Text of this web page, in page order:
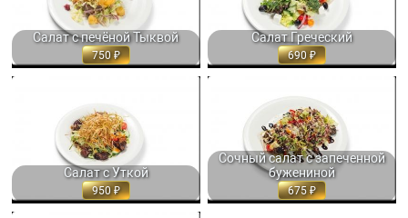
Салат с печёной Тыквой
750
Салат Греческий
690
Салат с Уткой
950
ГЛАЗИРОВАННОЙ В СОЕВОМ
СОУСЕ,... 250 ГР. 950
Сочный салат с запеченной
бужениной
675
СОЧНЫЙ САЛАТ С ЗАПЕЧЕННОЙ
БУЖЕНИНОЙ, ОГУРЦАМИ,
ТОМАТАМИ И... 200 ГР. 675